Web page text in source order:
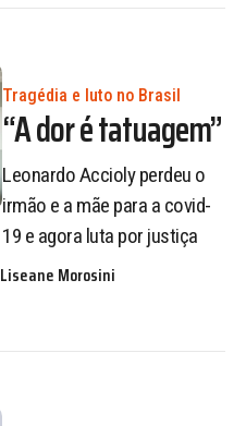
Tragédia e luto no Brasil
“A dor é tatuagem”
Leonardo Accioly perdeu o
irmão e a mãe para a covid-
19 e agora luta por justiça
Liseane Morosini